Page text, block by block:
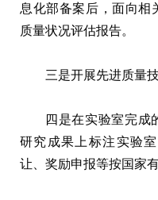
息化部备案后，面向相
质量状况评估报告。
三是开展先进质量
四是在实验室完成
研究成果上标注实验
让、奖励申报等按国家